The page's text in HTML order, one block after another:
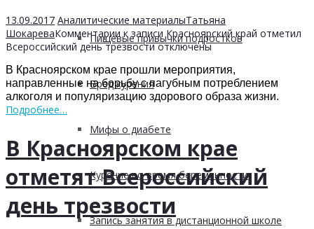
Пищевые привычки подростков
Вред курения
Мифы о диабете
Курение во время беременности
Запись занятия в дистанционной школе
13.09.2017 Аналитические материалыТатьяна
ШокареваКомментариик записи Красноярский край отметил
Всероссийский день трезвостиотключены
В Красноярском крае прошли мероприятия,
направленные на борьбу с пагубным потреблением
алкоголя и популяризацию здорового образа жизни.
Подробнее…
В Красноярском крае
отметят Всероссийский
день трезвости